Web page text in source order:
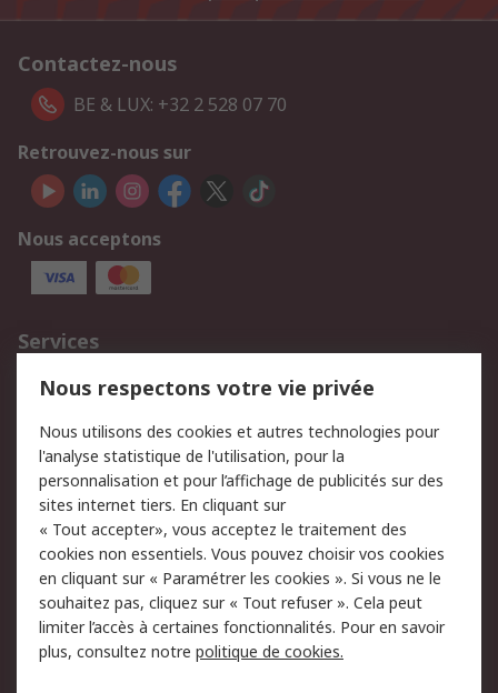
Contactez-nous
BE & LUX: +32 2 528 07 70
Retrouvez-nous sur
Nous acceptons
Services
750.000 produits
2.500 marques
Retours
Support technique
Track & trace
Legal
Politique de cookies
Sécurité des e-mails
Politique de protection
des données - Mise à
jour
Conditions générales
de vente
Nous respectons votre vie privée
Nous utilisons des cookies et autres technologies pour
l'analyse statistique de l'utilisation, pour la
personnalisation et pour l’affichage de publicités sur des
sites internet tiers. En cliquant sur
« Tout accepter», vous acceptez le traitement des
cookies non essentiels. Vous pouvez choisir vos cookies
en cliquant sur « Paramétrer les cookies ». Si vous ne le
souhaitez pas, cliquez sur « Tout refuser ». Cela peut
limiter l’accès à certaines fonctionnalités. Pour en savoir
plus, consultez notre politique de cookies.